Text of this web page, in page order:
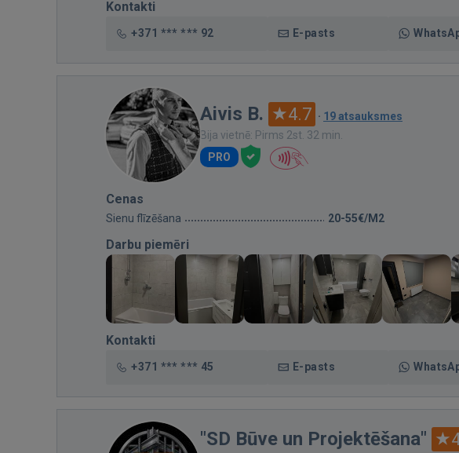
Kontakti
+371 *** *** 92 E-pasts
Aivis B. 4.7 · 19 atsauksmes
Bija vietnē: Pirms 2st. 32 min.
PRO
Cenas
Sienu flīzēšana 20-55€/M2
Darbu piemēri
Kontakti
+371 *** *** 45 E-pasts
"SD Būve un Projektēšana"